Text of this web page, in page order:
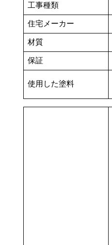
工事種類
住宅メーカー
材質
保証
使用した塗料